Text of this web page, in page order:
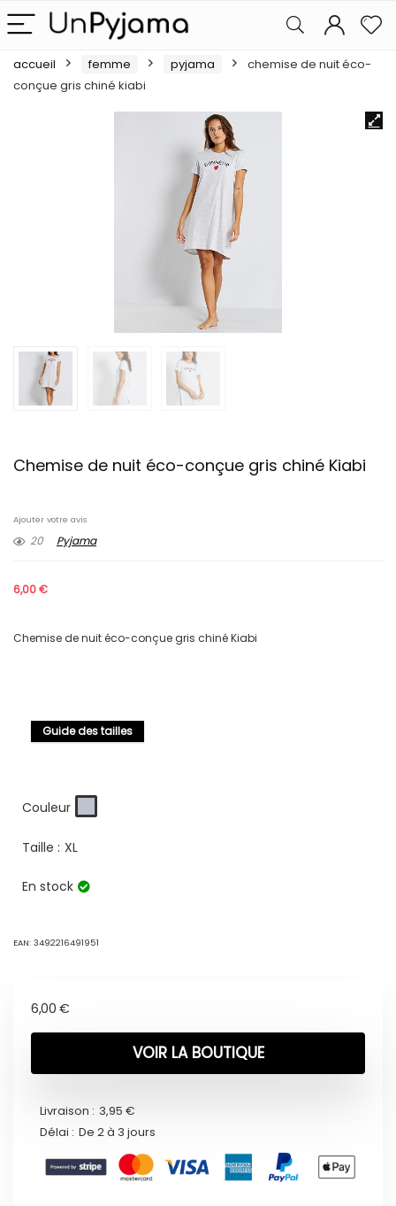
accueil femme pyjama
chemise de nuit éco-
conçue gris chiné kiabi
Chemise de nuit éco-conçue gris chiné Kiabi
Ajouter votre avis
20 Pyjama
6,00€
Chemise de nuit éco-conçue gris chiné Kiabi
Guide des tailles
Couleur
Taille : XL
En stock
EAN: 3492216491951
6,00 €
VOIR LA BOUTIQUE
Livraison : 3,95 €
Délai : De 2 à 3 jours